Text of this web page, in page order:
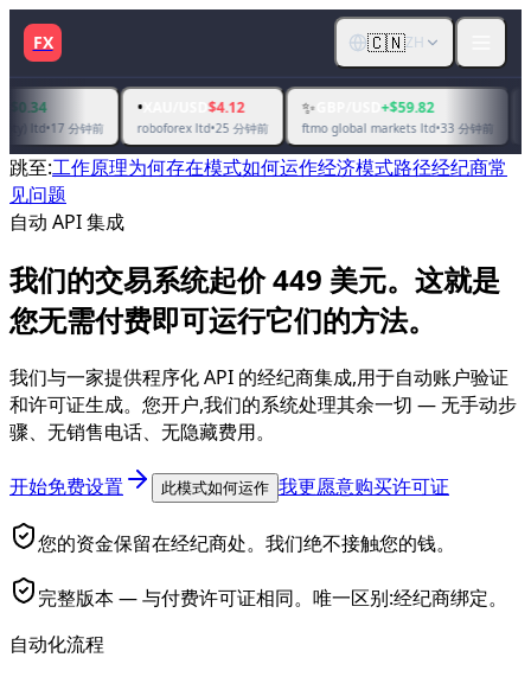
FX 🇨🇳ZH
XAU/USD$4.12
roboforex ltd•25 分钟前
✨ GBP/USD+$59.82
ftmo global markets ltd• 33 分钟前 raw trading
跳至:工作原理为何存在模式如何运作经济模式路径经纪商常
见问题
自动 API 集成
我们的交易系统起价 449 美元。这就是
您无需付费即可运行它们的方法。
我们与一家提供程序化 API 的经纪商集成,用于自动账户验证
和许可证生成。您开户,我们的系统处理其余一切 — 无手动步
骤、无销售电话、无隐藏费用。
开始免费设置 此模式如何运作 我更愿意购买许可证
您的资金保留在经纪商处。我们绝不接触您的钱。
完整版本 — 与付费许可证相同。唯一区别:经纪商绑定。
自动化流程